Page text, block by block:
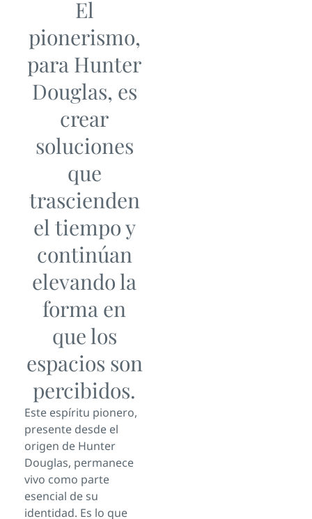
El
pionerismo,
para Hunter
Douglas, es
crear
soluciones
que
trascienden
el tiempo y
continúan
elevando la
forma en
que los
espacios son
percibidos.
Este espíritu pionero,
presente desde el
origen de Hunter
Douglas, permanece
vivo como parte
esencial de su
identidad. Es lo que